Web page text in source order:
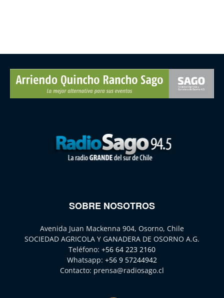
SOBRE NOSOTROS
Avenida Juan Mackenna 904, Osorno, Chile
SOCIEDAD AGRICOLA Y GANADERA DE OSORNO A.G.
Teléfono: +56 64 223 2160
Whatsapp: +56 9 57244942
Contacto: prensa@radiosago.cl